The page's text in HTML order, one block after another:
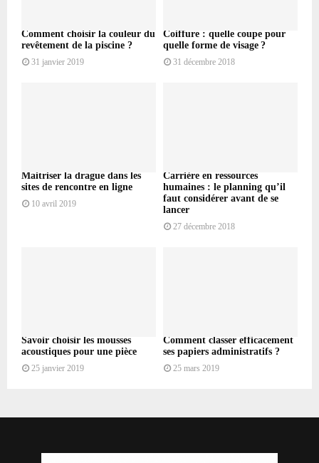
Comment choisir la couleur du
revêtement de la piscine ?
31 janvier 2019
Coiffure : quelle coupe pour
quelle forme de visage ?
31 décembre 2018
Maitriser la drague dans les
sites de rencontre en ligne
10 avril 2019
Carrière en ressources
humaines : le planning qu’il
faut considérer avant de se
lancer
27 décembre 2018
Savoir choisir les mousses
acoustiques pour une pièce
25 janvier 2019
Comment classer efficacement
ses papiers administratifs ?
25 mars 2019